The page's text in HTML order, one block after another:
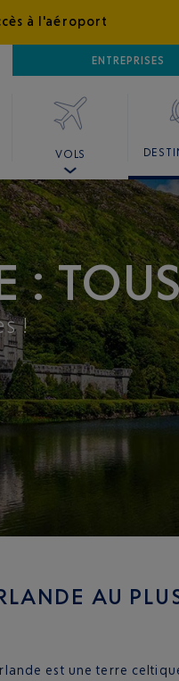
à l'aéroport
ENTREPRISES
VOLS
:
!
AU
est une terre